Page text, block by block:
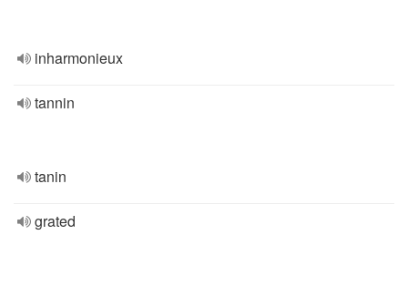
inharmonieux
tannin
tanin
grated